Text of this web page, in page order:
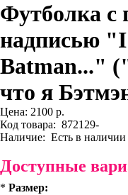
Футболка с
надписью
Batman..."
что я
Цена: 2100 р.
Код товара: 872129-
Наличие: Есть в наличии
Доступные
* Размер: